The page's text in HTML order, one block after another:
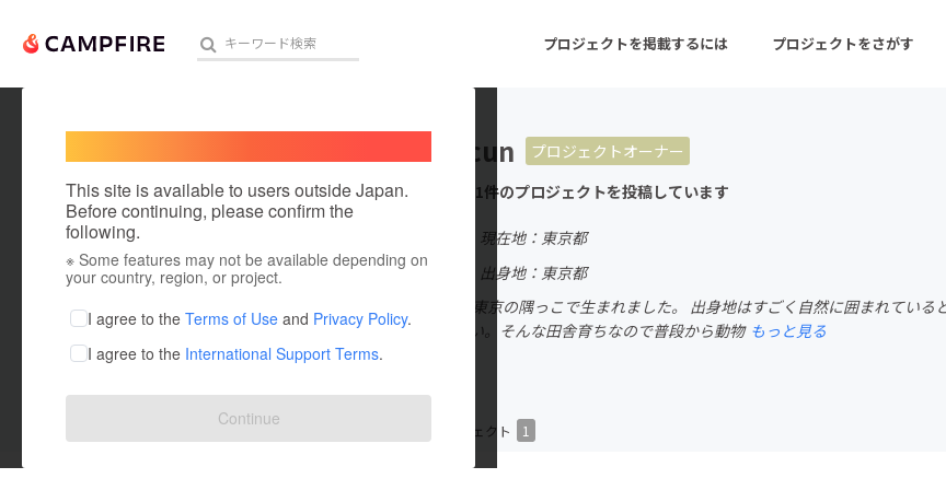
プロジェクトを掲載するには プロジェクトをさがす
人気のプロジェクト 注目のリターン 注目の新着プロジェクト
アート・写真 音楽
テクノロジー・ガジェット
ゲーム・サービス開発 フード・飲食店
映像・映画
ビジネス・起業
まちづくり・地域活性化
This site is available to users outside Japan.
Before continuing, please confirm the
following.
※ Some features may not be available depending on
your country, region, or project.
I agree to the Terms of Use and Privacy Policy.
I agree to the International Support Terms.
Continue
Animalcun
プロジェクトオーナー
これまでに1件のプロジェクトを投稿しています
現在地：東京都
出身国：日本
出身地：東京都
初めまして。 東京の隅っこで生まれました。 出身地はすごく自然に囲まれてい
間営業ではない。そんな田舎育ちなので普段から動物 もっと見る
プロジェクト プロジェクト 1